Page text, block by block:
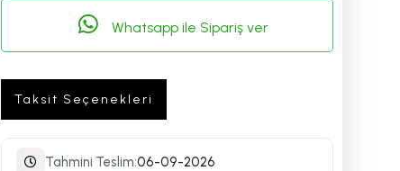
Whatsapp ile Sipariş ver
Taksit Seçenekleri
Tahmini Teslim:06-09-2026